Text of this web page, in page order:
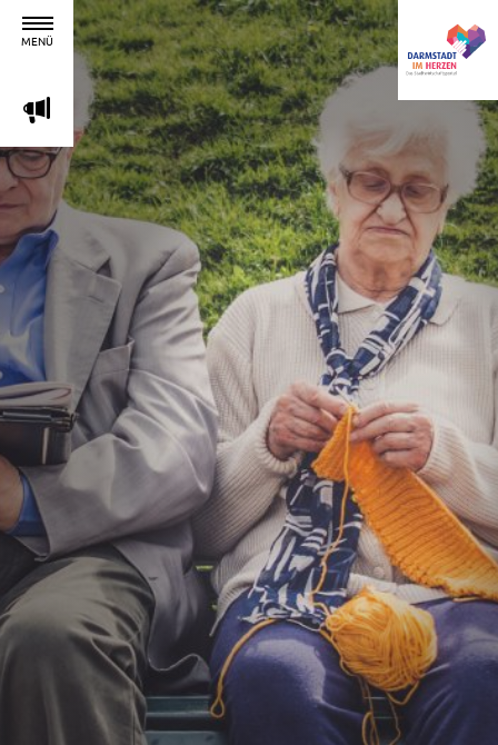
MENÜ
m